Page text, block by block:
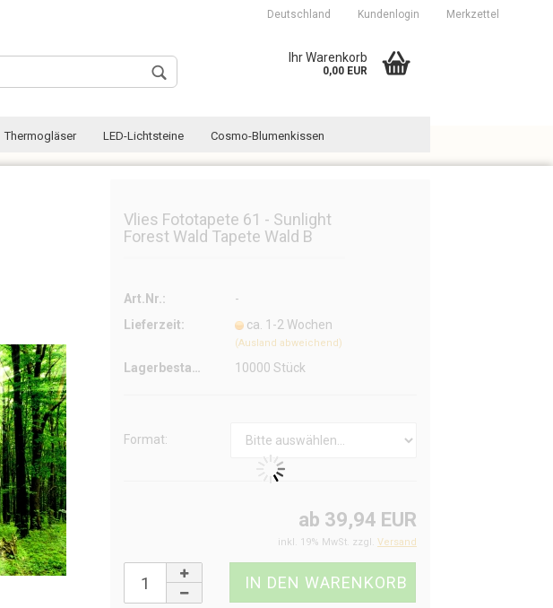
Deutschland
Wohnort
Kundenlogin Merkzettel
Ihr Warenkorb
0,00 EUR
Thermogläser LED-Lichtsteine Cosmo-Blumenkissen
Vlies Fototapete 61 - Sunlight
Forest Wald Tapete Wald B
Art.Nr.:
-
Lieferzeit:
ca. 1-2 Wochen
(Ausland abweichend)
10000Stück
Format:
ab 39,94 EUR
inkl. 19% MwSt. zzgl. Versand